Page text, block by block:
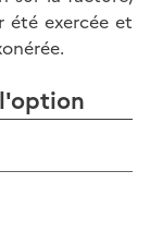
été exercée et